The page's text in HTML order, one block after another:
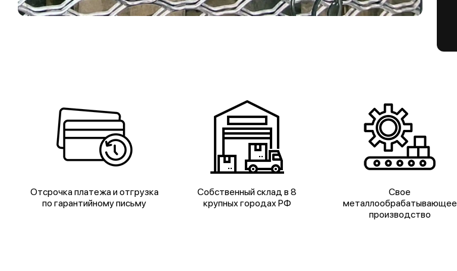
Отсрочка платежа и отгрузка
по гарантийному письму
Собственный склад в 8
крупных городах РФ
Свое
металлообрабатывающее
производство